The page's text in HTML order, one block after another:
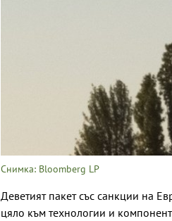
Снимка: Bloomberg LP
Деветият пакет със санкции на
цяло към технологии и